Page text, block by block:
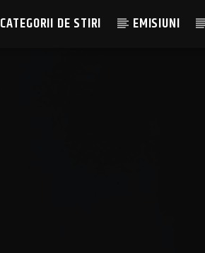
CATEGORII DE STIRI EMISIUNI